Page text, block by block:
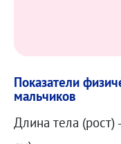
Показатели
мальчиков
Длина тела